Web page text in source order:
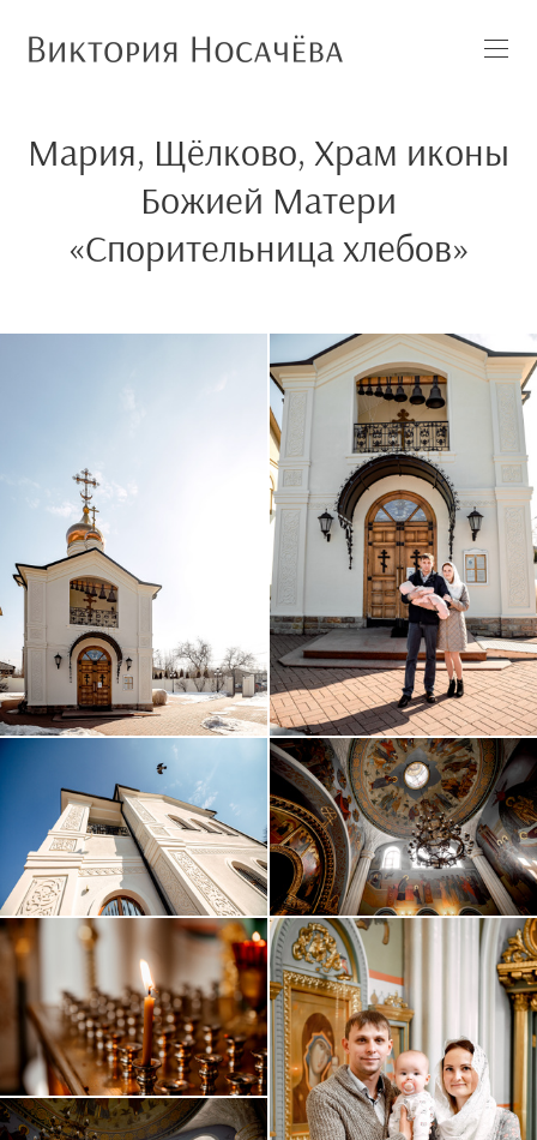
Мария, Щёлково, Храм иконы
Божией Матери
«Спорительница хлебов»